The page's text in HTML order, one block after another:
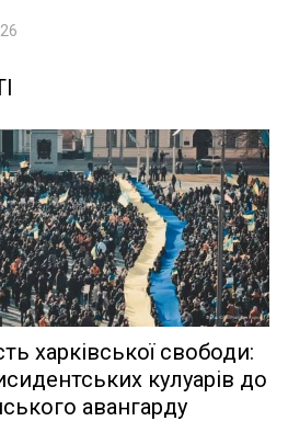
харківської свободи:
кулуарів до
авангарду